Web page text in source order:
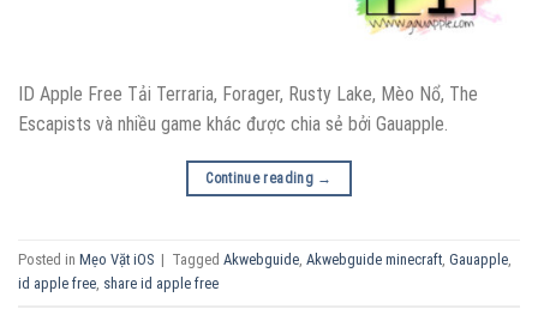
ID Apple Free Tải Terraria, Forager, Rusty Lake, Mèo Nổ, The
Escapists và nhiều game khác được chia sẻ bởi Gauapple.
Continue reading →
Posted in Mẹo Vặt iOS | Tagged Akwebguide, Akwebguide minecraft, Gauapple,
id apple free, share id apple free